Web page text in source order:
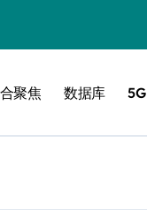
聚焦 数据库 5G